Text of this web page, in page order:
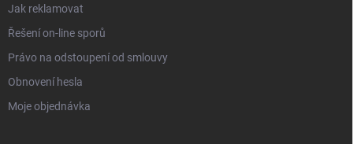
Jak reklamovat
Řešení on-line sporů
Právo na odstoupení od smlouvy
Obnovení hesla
Moje objednávka